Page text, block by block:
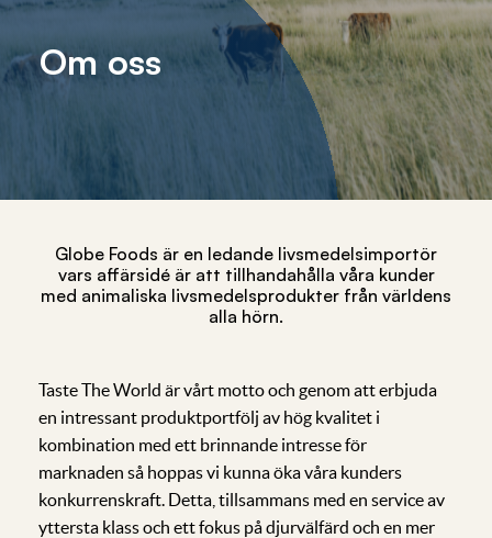
Om oss
Globe Foods är en ledande livsmedelsimportör
vars affärsidé är att tillhandahålla våra kunder
med animaliska livsmedelsprodukter från världens
alla hörn.
Taste The World är vårt motto och genom att erbjuda
en intressant produktportfölj av hög kvalitet i
kombination med ett brinnande intresse för
marknaden så hoppas vi kunna öka våra kunders
konkurrenskraft. Detta, tillsammans med en service av
yttersta klass och ett fokus på djurvälfärd och en mer